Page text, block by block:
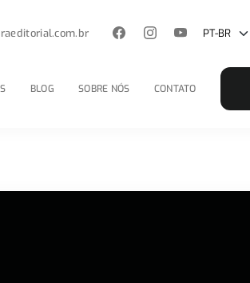
BLOG SOBRE NÓS CONTATO